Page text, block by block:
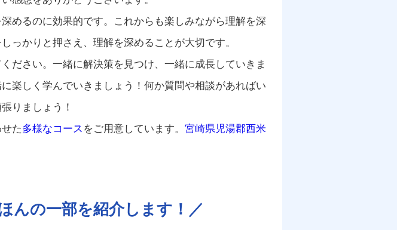
めるのに効果的です。これからも楽しみながら理解を深
っかりと押さえ、理解を深めることが大切です。
ださい。一緒に解決策を見つけ、一緒に成長していきま
楽しく学んでいきましょう！何か質問や相談があればい
りましょう！
た多様なコース をご用意しています。 宮崎県児湯郡西米
んの一部を紹介します！／